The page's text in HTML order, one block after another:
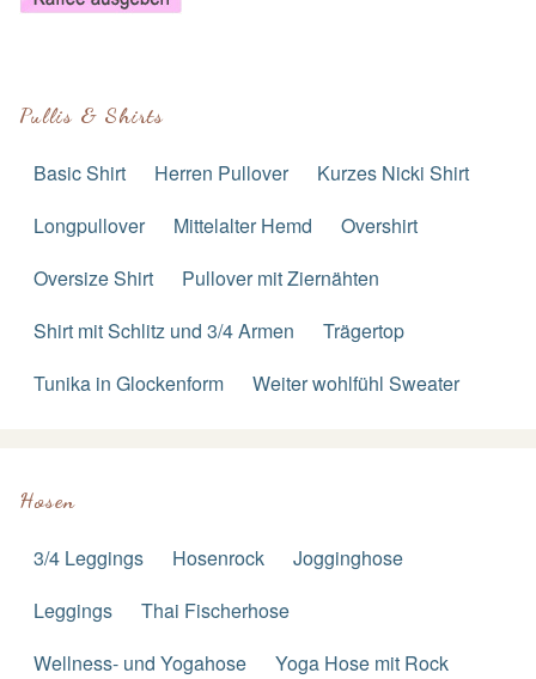
Pullis & Shirts
Basic Shirt Herren Pullover
Kurzes Nicki Shirt
Longpullover
Mittelalter Hemd
Overshirt
Oversize Shirt
Pullover mit Ziernähten
Shirt mit Schlitz und 3/4 Armen
Trägertop
Tunika in Glockenform
Weiter wohlfühl Sweater
Hosen
3/4 Leggings Hosenrock
Jogginghose
Leggings
Thai Fischerhose
Wellness- und Yogahose
Yoga Hose mit Rock